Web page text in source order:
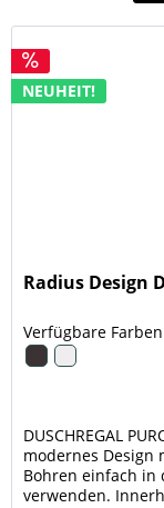
NEUHEIT!
Radius Design
Verfügbare
DUSCHREGAL
modernes Design
Bohren einfach in
verwenden.